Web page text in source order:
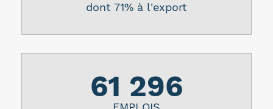
dont 71% à l'export
61 296